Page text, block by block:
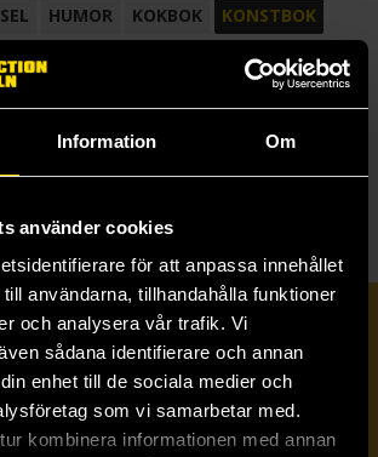
Information Om
använder cookies
för att anpassa innehållet
användarna, tillhandahålla funktioner
och analysera vår trafik. Vi
sådana identifierare och annan
enhet till de sociala medier och
som vi samarbetar med.
kombinera informationen med annan
HUMOR KOKBOK
KONSTBOK
NOVELL
TECKNA & MÅLA TECKNAD SERIE
på vårt nyhetsbrev
Veckobrevet